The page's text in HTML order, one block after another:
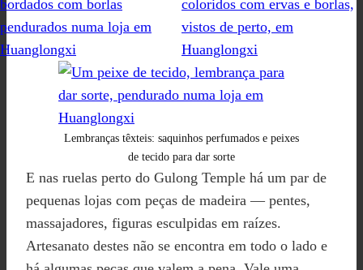
Lembranças têxteis: saquinhos perfumados e peixes
de tecido para dar sorte
E nas ruelas perto do Gulong Temple há um par de
pequenas lojas com peças de madeira — pentes,
massajadores, figuras esculpidas em raízes.
Artesanato destes não se encontra em todo o lado e